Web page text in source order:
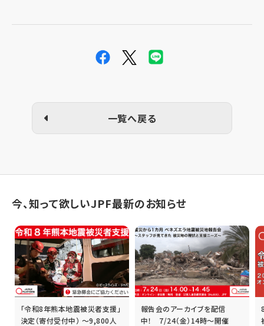
一覧へ戻る
今、知って欲しいJPF最新のお知らせ
「令和8年熊本地震被災者支援」
決定（寄付受付中） ～9,800人
報告会のアーカイブを配信
中！ 7/24（金）14時～開催